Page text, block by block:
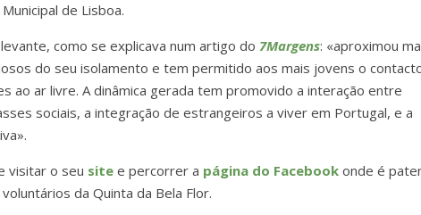
de Lisboa.
como se explicava num artigo do 7Margens: «aproximou
do seu isolamento e tem permitido aos mais jovens o
ao ar livre. A dinâmica gerada tem promovido a interação entre
sociais, a integração de estrangeiros a viver em Portugal, e a
visitar o seu site e percorrer a página do Facebook onde é
da Quinta da Bela Flor.